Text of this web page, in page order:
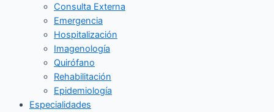
Consulta Externa
Emergencia
Hospitalización
Imagenología
Quirófano
Rehabilitación
Epidemiología
Especialidades